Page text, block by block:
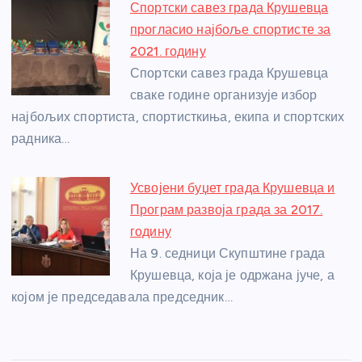
Спортски савез града Крушевца
прогласио најбоље спортисте за
2021. годину
Спортски савез града Крушевца
сваке године организује избор
најбољих спортиста, спортисткиња, екипа и спортских
радника…
Усвојени буџет града Крушевца и
Програм развоја града за 2017.
годину
На 9. седници Скупштине града
Крушевца, која је одржана јуче, а
којом је председавала председник…